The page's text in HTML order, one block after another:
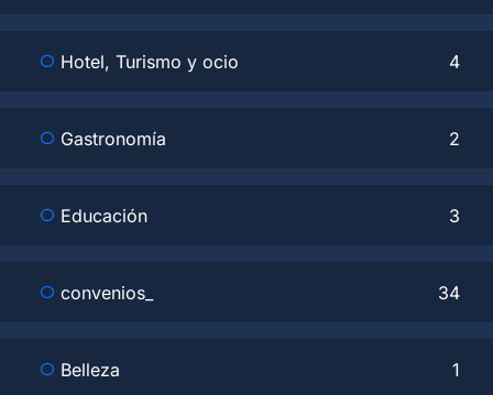
Hotel, Turismo y ocio 4
Gastronomía 2
Educación 3
convenios_ 34
Belleza 1